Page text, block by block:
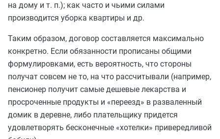
на дому и т. п.); как часто и чьими силами
производится уборка квартиры и др.
Таким образом, договор составляется максимально
конкретно. Если обязанности прописаны общими
формулировками, есть вероятность, что стороны
получат совсем не то, на что рассчитывали (например,
пенсионер получит самые дешевые лекарства и
просроченные продукты и «переезд» в разваленный
домик в деревне, либо плательщику придется
удовлетворять бесконечные «хотелки» привередливой